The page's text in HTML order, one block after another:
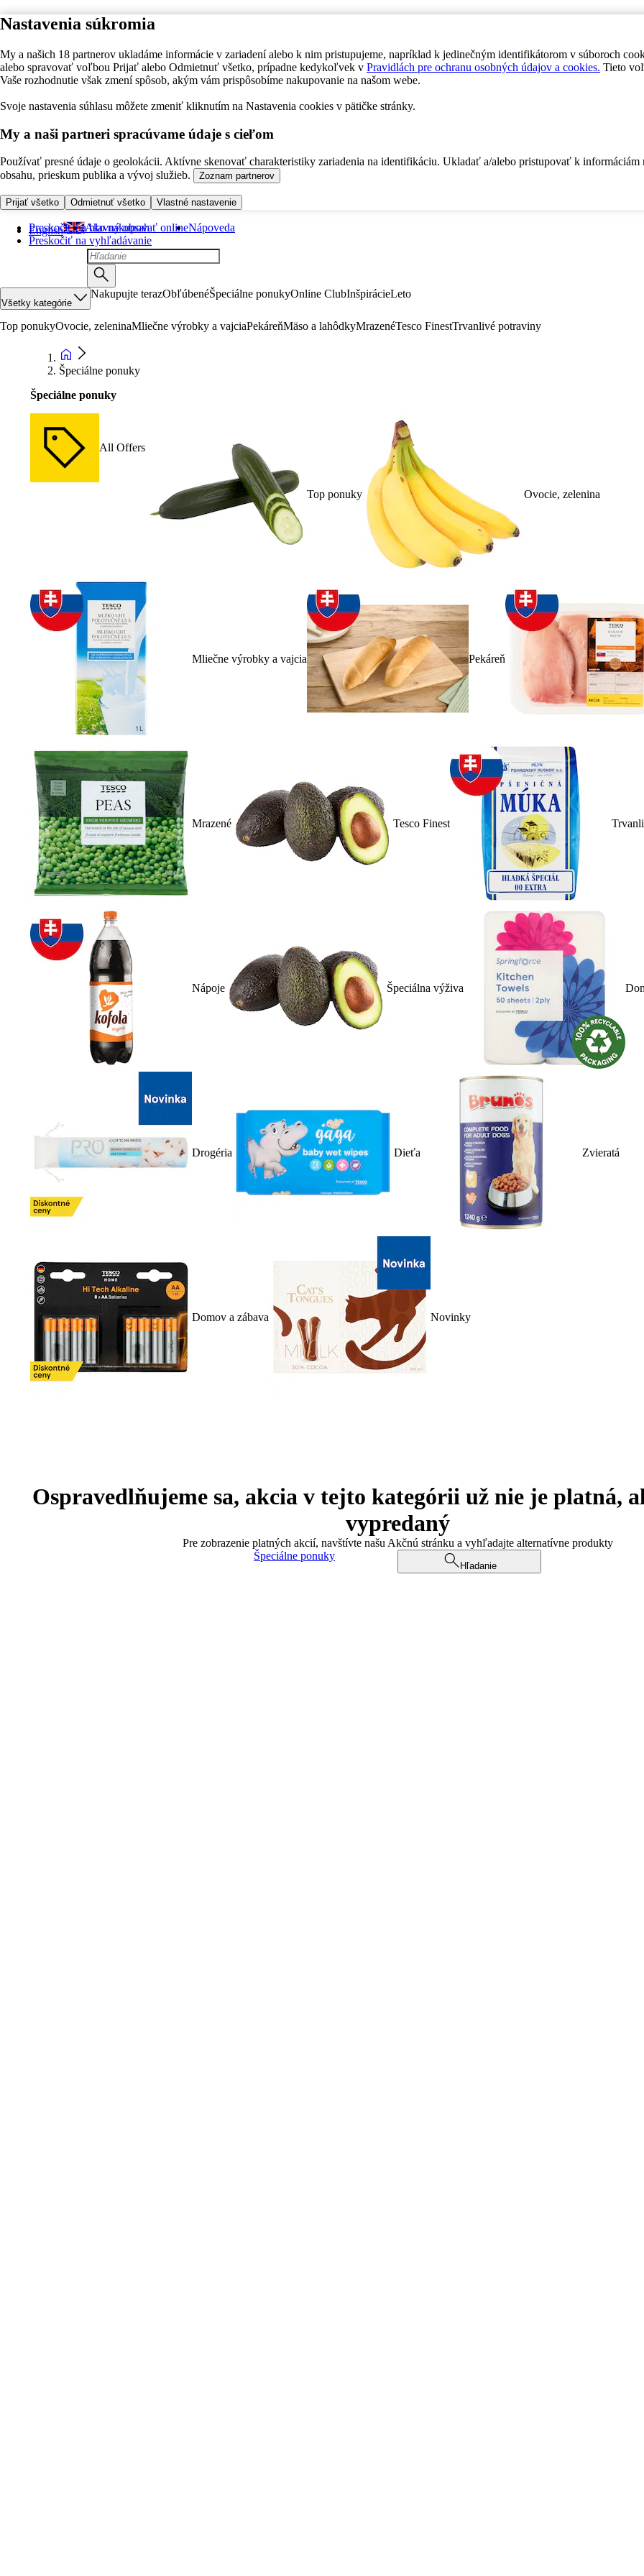
Nastavenia súkromia
My a našich 18 partnerov ukladáme informácie v zariadení alebo k nim pristupujeme, napríklad k jedinečným identifikátorom v súboroch
alebo spravovať voľbou Prijať alebo Odmietnuť všetko, prípadne kedykoľvek v Pravidlách pre ochranu osobných údajov a cookies. Tieto
Vaše rozhodnutie však zmení spôsob, akým vám prispôsobíme nakupovanie na našom webe.
Svoje nastavenia súhlasu môžete zmeniť kliknutím na Nastavenia cookies v pätičke stránky.
My a naši partneri spracúvame údaje s cieľom
Používať presné údaje o geolokácii. Aktívne skenovať charakteristiky zariadenia na identifikáciu. Ukladať a/alebo pristupovať k informáciám
obsahu, prieskum publika a vývoj služieb.
Zoznam partnerov
Prijať všetko Odmietnuť všetko Vlastné nastavenie
Preskočiť na hlavný obsah
Preskočiť na vyhľadávanie
English Ako nakupovať onlineNápoveda
Všetky kategórie
Nakupujte terazObľúbenéŠpeciálne ponukyOnline ClubInšpirácieLeto
Top ponukyOvocie, zeleninaMliečne výrobky a vajciaPekáreňMäso a lahôdkyMrazenéTesco FinestTrvanlivé potraviny
Špeciálne ponuky
Špeciálne ponuky
All Offers
Top ponuky Ovocie, zelenina
Mliečne výrobky a vajcia Pekáreň
Mrazené Tesco Finest
Nápoje Špeciálna výživa
Drogéria Dieťa Zvieratá
Domov a zábava Novinky
Ospravedlňujeme sa, akcia v tejto kategórii už nie je platná,
vypredaný
Pre zobrazenie platných akcií, navštívte našu Akčnú stránku a vyhľadajte alternatívne produkty
Špeciálne ponuky
Hľadanie